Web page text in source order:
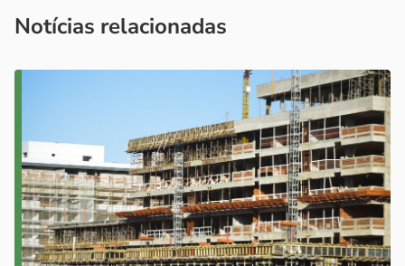
Notícias relacionadas